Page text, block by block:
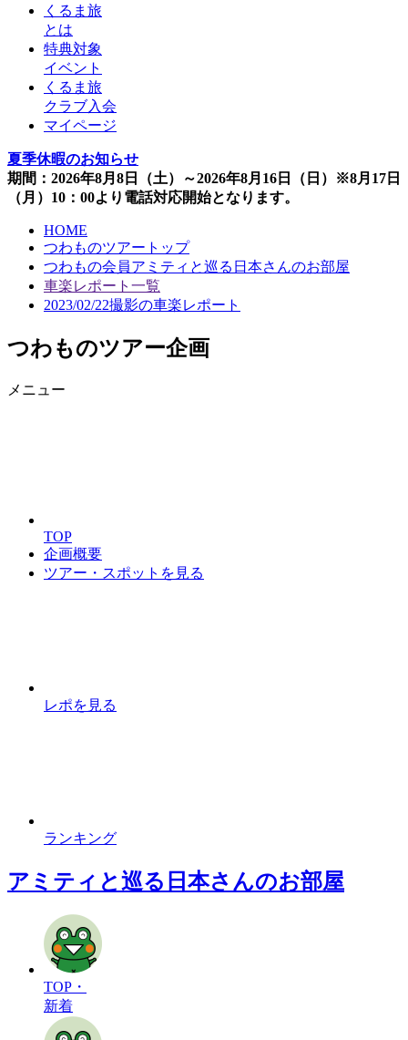
くるま旅
とは
特典対象
イベント
くるま旅
クラブ入会
マイページ
夏季休暇のお知らせ
期間：2026年8月8日（土）～2026年8月16日（日）※8月17日
（月）10：00より電話対応開始となります。
HOME
つわものツアートップ
つわもの会員アミティと巡る日本さんのお部屋
車楽レポート一覧
2023/02/22撮影の車楽レポート
つわものツアー企画
メニュー
TOP
企画概要
ツアー・スポットを見る
レポを見る
ランキング
アミティと巡る日本さんのお部屋
TOP・
新着